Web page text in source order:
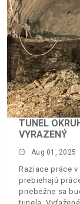
TUNEL
VYRAZENÝ
Aug 01, 2025
Raziace práce
prebiehajú
priebežne sa